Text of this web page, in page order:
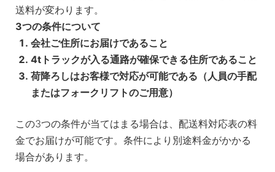
送料が変わります。
3つの条件について
会社ご住所にお届けであること
4tトラックが入る通路が確保できる住所であること
荷降ろしはお客様で対応が可能である（人員の手配
またはフォークリフトのご用意）
この3つの条件が当てはまる場合は、配送料対応表の料
金でお届けが可能です。条件により別途料金がかかる
場合があります。